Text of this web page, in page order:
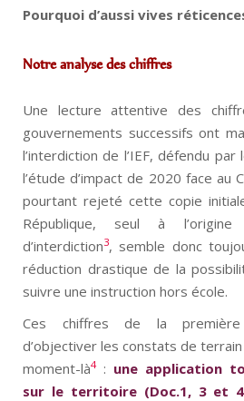
Pourquoi d’aussi vives
Notre analyse des chiffres
Une lecture attentive des
gouvernements successifs ont
l’interdiction de l’IEF, défendu
l’étude d’impact de 2020 face au
pourtant rejeté cette copie
République, seul à
d’interdiction3, semble donc
réduction drastique de la
suivre une instruction hors école.
Ces chiffres de la
d’objectiver les constats de
moment-là4: une application
sur le territoire (Doc.1, 3 et